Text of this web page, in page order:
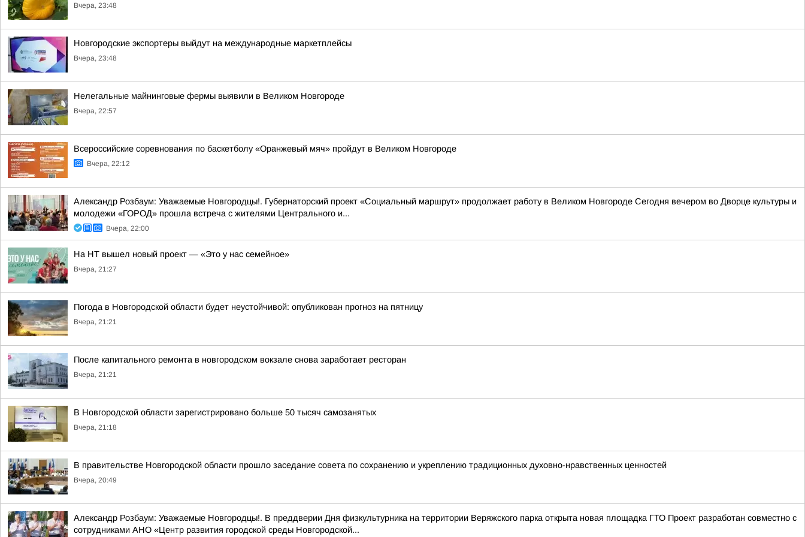
Вчера, 23:48
Новгородские экспортеры выйдут на международные маркетплейсы
Вчера, 23:48
Нелегальные майнинговые фермы выявили в Великом Новгороде
Вчера, 22:57
Всероссийские соревнования по баскетболу «Оранжевый мяч» пройдут в Великом Новгороде
Вчера, 22:12
Александр Розбаум: Уважаемые Новгородцы!. Губернаторский проект «Социальный маршрут» продолжает работу в Великом Новгороде Сегодня вечером во Дворце культуры и
молодежи «ГОРОД» прошла встреча с жителями Центрального и...
Вчера, 22:00
На НТ вышел новый проект — «Это у нас семейное»
Вчера, 21:27
Погода в Новгородской области будет неустойчивой: опубликован прогноз на пятницу
Вчера, 21:21
После капитального ремонта в новгородском вокзале снова заработает ресторан
Вчера, 21:21
В Новгородской области зарегистрировано больше 50 тысяч самозанятых
Вчера, 21:18
В правительстве Новгородской области прошло заседание совета по сохранению и укреплению традиционных духовно-нравственных ценностей
Вчера, 20:49
Александр Розбаум: Уважаемые Новгородцы!. В преддверии Дня физкультурника на территории Веряжского парка открыта новая площадка ГТО Проект разработан совместно с
сотрудниками АНО «Центр развития городской среды Новгородской...